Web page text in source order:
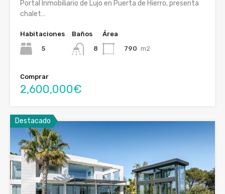
Portal Inmobiliario de Lujo en Puerta de Hierro, presenta
chalet…
Habitaciones
5
Baños
8
Área
790 m2
Comprar
2,600,000€
Destacado